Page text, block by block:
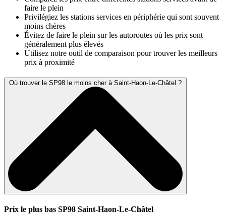
faire le plein
Privilégiez les stations services en périphérie qui sont souvent
moins chères
Évitez de faire le plein sur les autoroutes où les prix sont
généralement plus élevés
Utilisez notre outil de comparaison pour trouver les meilleurs
prix à proximité
Où trouver le SP98 le moins cher à Saint-Haon-Le-Châtel ?
Prix le plus bas SP98 Saint-Haon-Le-Châtel